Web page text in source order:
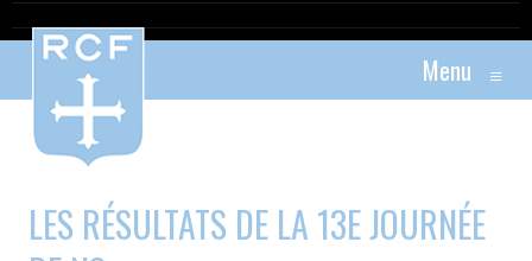
Menu ≡
LES RÉSULTATS DE LA 13E JOURNÉE